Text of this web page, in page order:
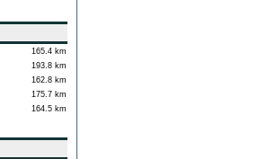
165.4 km
193.8 km
162.8 km
175.7 km
164.5 km